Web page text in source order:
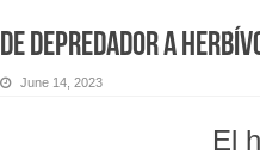
DE DEPREDADOR A
June 14, 2023
El